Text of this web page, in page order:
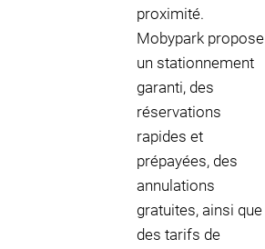
proximité.
Mobypark propose
un stationnement
garanti, des
réservations
rapides et
prépayées, des
annulations
gratuites, ainsi que
des tarifs de